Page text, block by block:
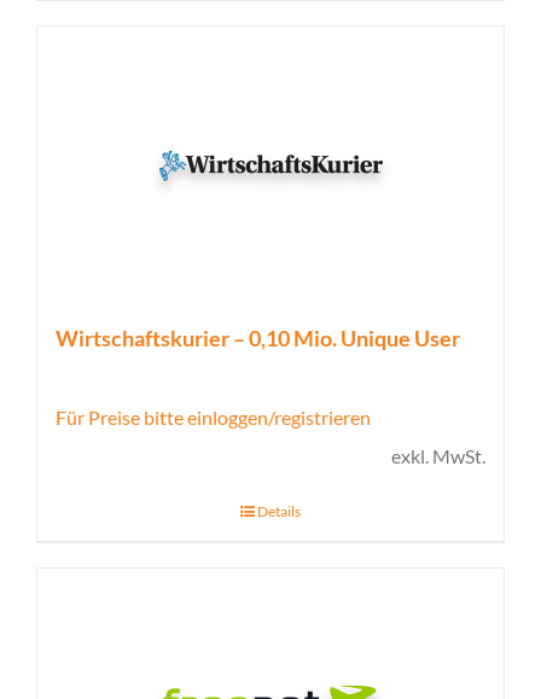
Wirtschaftskurier – 0,10 Mio. Unique User
Für Preise bitte einloggen/registrieren
exkl. MwSt.
Details